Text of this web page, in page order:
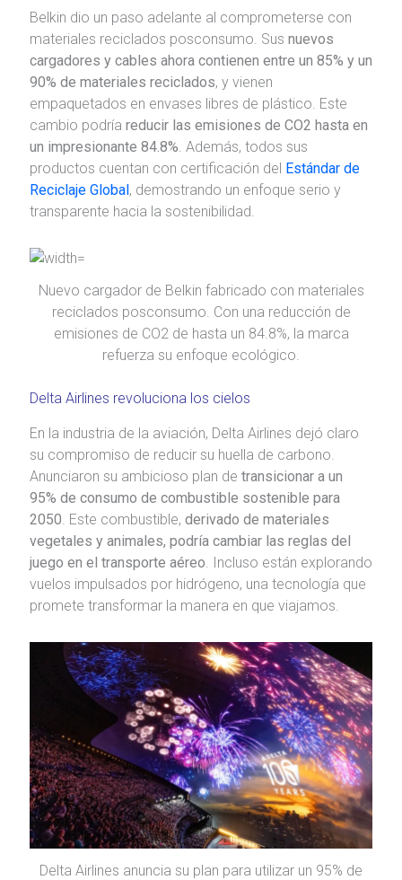
Belkin dio un paso adelante al comprometerse con
materiales reciclados posconsumo. Sus nuevos
cargadores y cables ahora contienen entre un 85% y un
90% de materiales reciclados, y vienen
empaquetados en envases libres de plástico. Este
cambio podría reducir las emisiones de CO2 hasta en
un impresionante 84.8% . Además, todos sus
productos cuentan con certificación del Estándar de
Reciclaje Global, demostrando un enfoque serio y
transparente hacia la sostenibilidad.
Nuevo cargador de Belkin fabricado con materiales
reciclados posconsumo. Con una reducción de
emisiones de CO2 de hasta un 84.8%, la marca
refuerza su enfoque ecológico.
Delta Airlines revoluciona los cielos
En la industria de la aviación, Delta Airlines dejó claro
su compromiso de reducir su huella de carbono.
Anunciaron su ambicioso plan de transicionar a un
95% de consumo de combustible sostenible para
2050. Este combustible, derivado de materiales
vegetales y animales, podría cambiar las reglas del
juego en el transporte aéreo. Incluso están explorando
vuelos impulsados por hidrógeno, una tecnología que
promete transformar la manera en que viajamos.
Delta Airlines anuncia su plan para utilizar un 95% de